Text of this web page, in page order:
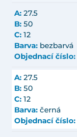
A: 27.5
B: 50
C: 12
Barva: bezbarvá
Objednací číslo:
A: 27.5
B: 50
C: 12
Barva: černá
Objednací číslo: